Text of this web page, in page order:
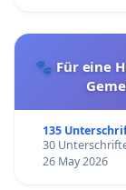
🐾 Für eine
135
30
26 May 2026